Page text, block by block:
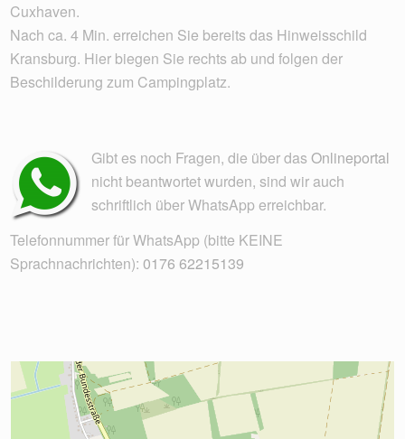
Cuxhaven.
Nach ca. 4 Min. erreichen Sie bereits das Hinweisschild
Kransburg. Hier biegen Sie rechts ab und folgen der
Beschilderung zum Campingplatz.
Gibt es noch Fragen, die über dasOnlineportal
nicht beantwortet wurden, sind wir auch
schriftlich über WhatsApp erreichbar.
Telefonnummer für WhatsApp (bitte KEINE
Sprachnachrichten): 0176 62215139